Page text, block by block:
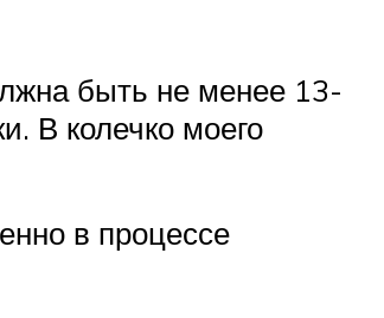
быть не менее 13-
В колечко моего
в процессе